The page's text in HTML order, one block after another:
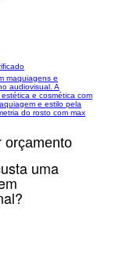
maquiagens e
audiovisual. A
e cosmética com
e estilo pela
do rosto com max
orçamento
uma